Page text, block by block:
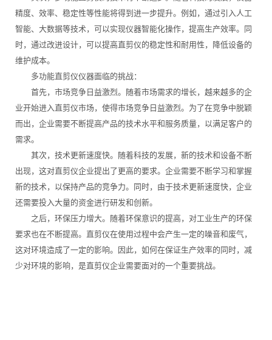
精度、效率、稳定性等性能将得到进一步提升。例如，通过引入人工
智能、大数据等技术，可以实现仪器智能化操作，提高生产效率。同
时，通过改进设计，可以提高直剪仪的稳定性和耐用性，降低设备的
维护成本。
多功能直剪仪仪器面临的挑战：
首先，市场竞争日益激烈。随着市场需求的增长，越来越多的企
业开始进入直剪仪市场，使得市场竞争日益激烈。为了在竞争中脱颖
而出，企业需要不断提高产品的技术水平和服务质量，以满足客户的
需求。
其次，技术更新速度快。随着科技的发展，新的技术和设备不断
出现，这对直剪仪企业提出了更高的要求。企业需要不断学习和掌握
新的技术，以保持产品的竞争力。同时，由于技术更新速度快，企业
还需要投入大量的资金进行研发和创新。
之后，环保压力增大。随着环保意识的提高，对工业生产的环保
要求也在不断提高。直剪仪在使用过程中会产生一定的噪音和废气，
这对环境造成了一定的影响。因此，如何在保证生产效率的同时，减
少对环境的影响，是直剪仪企业需要面对的一个重要挑战。